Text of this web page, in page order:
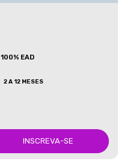
100% EAD
2 A 12 MESES
INSCREVA-SE